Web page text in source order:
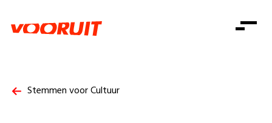
Onze mensen
Stemmen voor Cultuur